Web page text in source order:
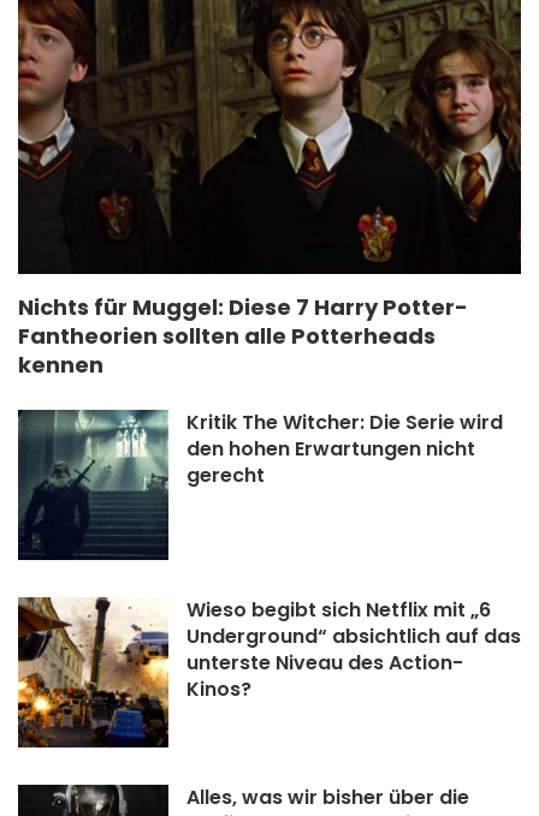
Nichts für Muggel: Diese 7 Harry Potter-
Fantheorien sollten alle Potterheads
kennen
Kritik The Witcher: Die Serie wird
den hohen Erwartungen nicht
gerecht
Wieso begibt sich Netflix mit „6
Underground“ absichtlich auf das
unterste Niveau des Action-
Kinos?
Alles, was wir bisher über die